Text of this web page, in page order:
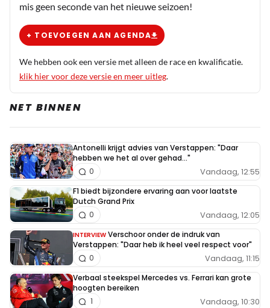
mis geen seconde van het nieuwe seizoen!
+ TOEVOEGEN AAN AGENDA
We hebben ook een versie met alleen de race en kwalificatie.
klik hier voor deze versie en meer uitleg.
NET BINNEN
Antonelli krijgt advies van Verstappen: "Daar
hebben we het al over gehad..."
Vandaag, 12:55
0
F1 biedt bijzondere ervaring aan voor laatste
Dutch Grand Prix
Vandaag, 12:05
0
INTERVIEW Verschoor onder de indruk van
Verstappen: "Daar heb ik heel veel respect voor"
Vandaag, 11:15
0
Verbaal steekspel Mercedes vs. Ferrari kan grote
hoogten bereiken
Vandaag, 10:30
1